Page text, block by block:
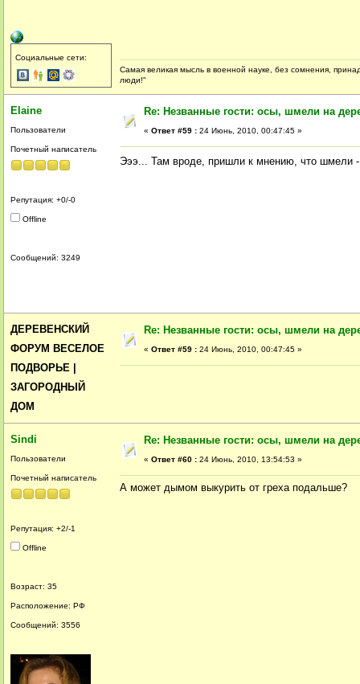
Социальные сети:
Самая великая мысль в военной науке, без сомнения,
люди!"
Elaine
Пользователи
Почетный написатель
Репутация: +0/-0
Offline
Сообщений: 3249
Re: Незванные гости: осы, шмели на
« Ответ #59 : 24 Июнь, 2010, 00:47:45 »
Эээ... Там вроде, пришли к мнению, что шмели
ДЕРЕВЕНСКИЙ
ФОРУМ ВЕСЕЛОЕ
ПОДВОРЬЕ |
ЗАГОРОДНЫЙ
ДОМ
Re: Незванные гости: осы, шмели на
« Ответ #59 : 24 Июнь, 2010, 00:47:45 »
Sindi
Пользователи
Почетный написатель
Репутация: +2/-1
Offline
Возраст: 35
Расположение: РФ
Сообщений: 3556
Re: Незванные гости: осы, шмели на
« Ответ #60 : 24 Июнь, 2010, 13:54:53 »
А может дымом выкурить от греха подальше?